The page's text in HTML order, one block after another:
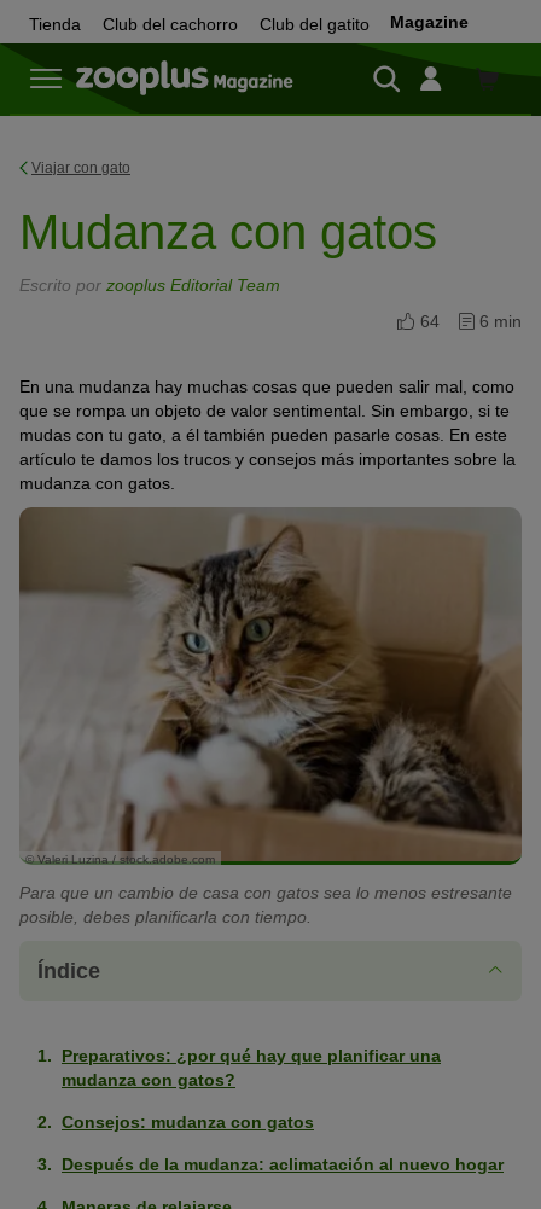
Tienda Club del cachorro Club del gatito Magazine
Tienda
Viajar con gato
Mudanza con gatos
Escrito por zooplus Editorial Team
64
6 min
En una mudanza hay muchas cosas que pueden salir mal, como
que se rompa un objeto de valor sentimental. Sin embargo, si te
mudas con tu gato, a él también pueden pasarle cosas. En este
artículo te damos los trucos y consejos más importantes sobre la
mudanza con gatos.
© Valeri Luzina / stock.adobe.com
Para que un cambio de casa con gatos sea lo menos estresante
posible, debes planificarla con tiempo.
Índice
Preparativos: ¿por qué hay que planificar una
mudanza con gatos?
Consejos: mudanza con gatos
Después de la mudanza: aclimatación al nuevo hogar